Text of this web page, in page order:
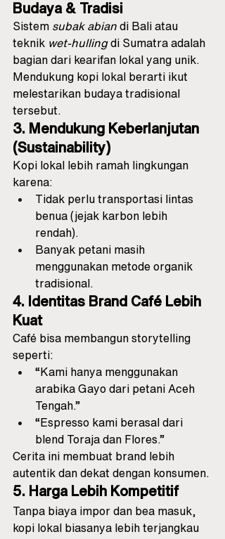
Budaya & Tradisi
Sistem subak abian di Bali atau
teknik wet-hulling di Sumatra adalah
bagian dari kearifan lokal yang unik.
Mendukung kopi lokal berarti ikut
melestarikan budaya tradisional
tersebut.
3. Mendukung Keberlanjutan
(Sustainability)
Kopi lokal lebih ramah lingkungan
karena:
Tidak perlu transportasi lintas
benua (jejak karbon lebih
rendah).
Banyak petani masih
menggunakan metode organik
tradisional.
4. Identitas Brand Café Lebih
Kuat
Café bisa membangun storytelling
seperti:
“Kami hanya menggunakan
arabika Gayo dari petani Aceh
Tengah.”
“Espresso kami berasal dari
blend Toraja dan Flores.”
Cerita ini membuat brand lebih
autentik dan dekat dengan konsumen.
5. Harga Lebih Kompetitif
Tanpa biaya impor dan bea masuk,
kopi lokal biasanya lebih terjangkau